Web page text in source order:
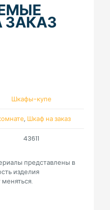
Шкафы-купе
, Шкаф на заказ
43611
представлены в
изделия